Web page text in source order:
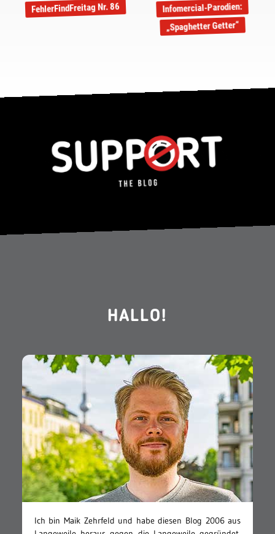
FehlerFindFreitag Nr. 86 Infomercial-Parodien:
„Spaghetter Getter“
HALLO!
Ich bin Maik Zehrfeld und habe diesen Blog 2006 aus